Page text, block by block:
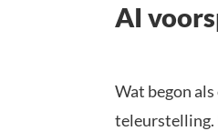
AI
Wat begon
teleurstelling.